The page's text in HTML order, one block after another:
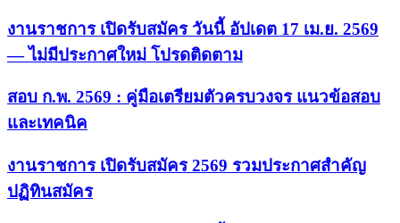
งานราชการ เปิดรับสมัคร วันนี้ อัปเดต 17 เม.ย. 2569
— ไม่มีประกาศใหม่ โปรดติดตาม
สอบ ก.พ. 2569 : คู่มือเตรียมตัวครบวงจร แนวข้อสอบ
และเทคนิค
งานราชการ เปิดรับสมัคร 2569 รวมประกาศสำคัญ
ปฏิทินสมัคร